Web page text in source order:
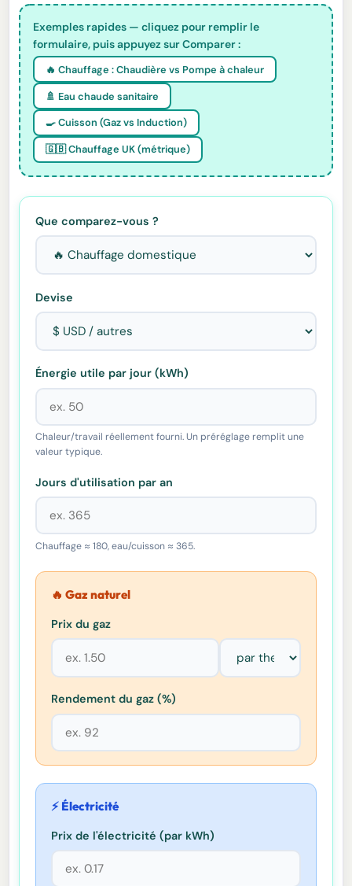
Exemples rapides — cliquez pour remplir le
formulaire, puis appuyez sur Comparer :
🔥 Chauffage : Chaudière vs Pompe à chaleur
🚿 Eau chaude sanitaire
🍳 Cuisson (Gaz vs Induction)
🇬🇧 Chauffage UK (métrique)
Que comparez-vous ?
Devise
Énergie utile par jour (kWh)
Chaleur/travail réellement fourni. Un préréglage remplit une
valeur typique.
Jours d'utilisation par an
Chauffage ≈ 180, eau/cuisson ≈ 365.
🔥 Gaz naturel
Prix du gaz
Rendement du gaz (%)
⚡ Électricité
Prix de l'électricité (par kWh)